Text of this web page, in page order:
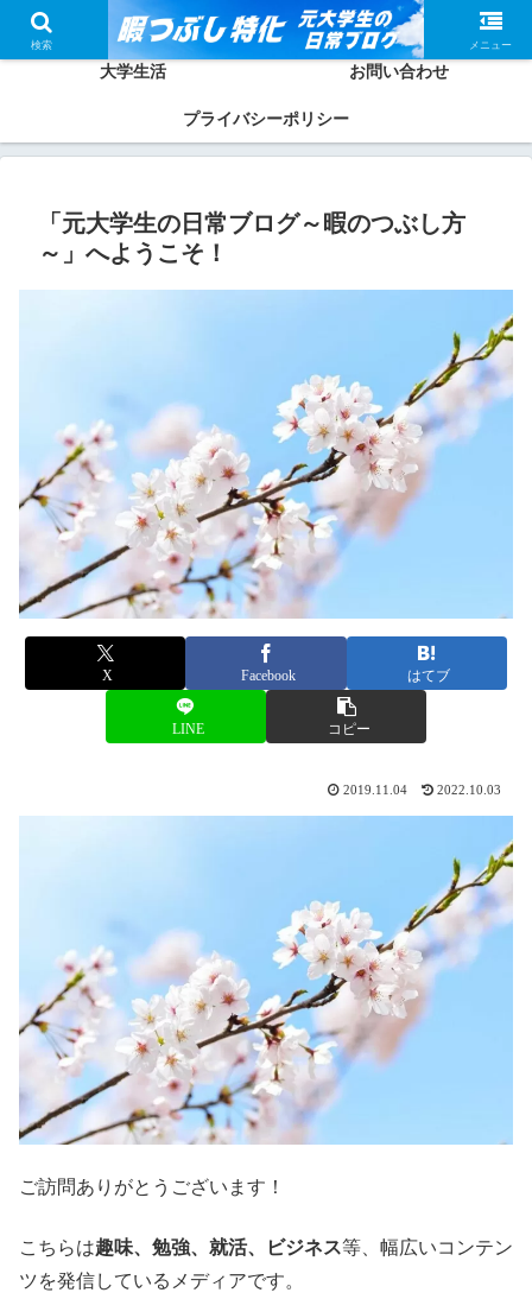
ホーム かしわってどんな人？
大学生活 お問い合わせ
プライバシーポリシー
「元大学生の日常ブログ～暇のつぶし方
～」へようこそ！
X Facebook はてブ
LINE コピー
2019.11.04 2022.10.03
ご訪問ありがとうございます！
こちらは趣味、勉強、就活、ビジネス等、幅広いコンテン
ツを発信しているメディアです。
検索 メニュー